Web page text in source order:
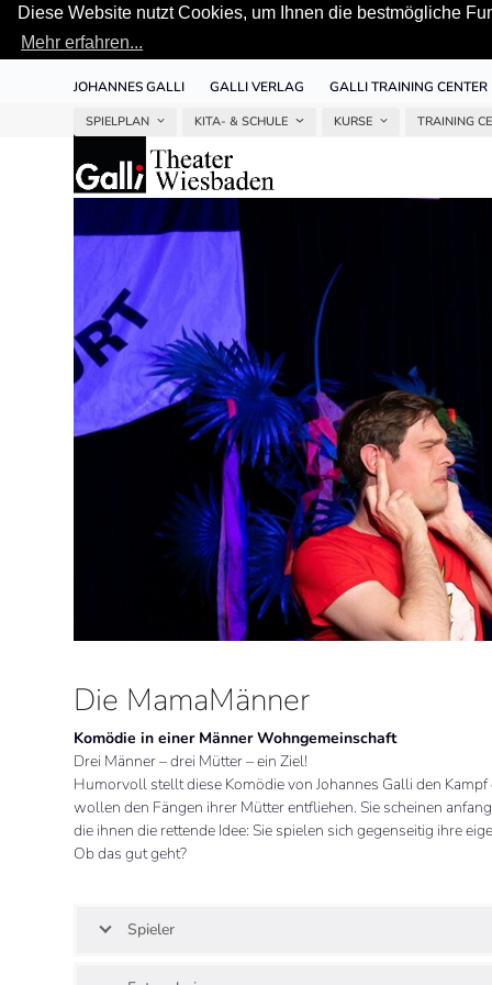
Diese Website nutzt Cookies, um Ihnen die bestmögliche
Mehr erfahren...
JOHANNES GALLI GALLI VERLAG GALLI TRAINING CENTER
SPIELPLAN KITA- & SCHULE KURSE TRAINING
Die MamaMänner
Komödie in einer Männer Wohngemeinschaft
Drei Männer – drei Mütter – ein Ziel!
Humorvoll stellt diese Komödie von Johannes Galli den
wollen den Fängen ihrer Mütter entfliehen. Sie scheinen
die ihnen die rettende Idee: Sie spielen sich gegenseitig ihre
Ob das gut geht?
Spieler